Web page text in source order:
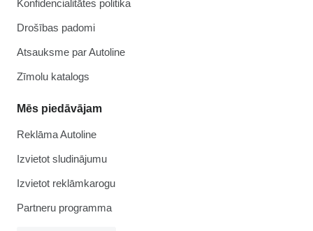
Konfidencialitātes politika
Drošības padomi
Atsauksme par Autoline
Zīmolu katalogs
Mēs piedāvājam
Reklāma Autoline
Izvietot sludinājumu
Izvietot reklāmkarogu
Partneru programma